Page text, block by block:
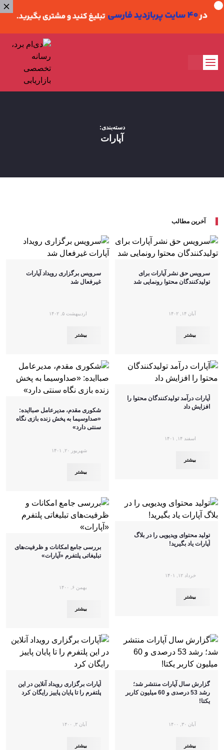
دسته‌بندی:‌
آپارات
آخرین مطالب
سرویس حق نشر آپارات برای
تولیدکنندگان محتوا رونمایی شد
آبان ۱۴, ۱۴۰۲
بیشتر
سرویس برگزاری رویداد آپارات
غیرفعال شد
اردیبهشت ۵, ۱۴۰۲
بیشتر
آپارات درآمد تولیدکنندگان محتوا را
افزایش داد
اسفند ۱۴, ۱۴۰۱
بیشتر
شکوری مقدم، مدیرعامل صباایده:
«صداوسیما به پخش زنده بازی نگاه
سنتی دارد»
شهریور ۲۰, ۱۴۰۱
بیشتر
تولید محتوای ویدیویی را در بلاگ
آپارات یاد بگیرید!
خرداد ۱۲, ۱۴۰۱
بیشتر
بررسی جامع امکانات و ظرفیت‌های
تبلیغاتی پلتفرم «آپارات»
بهمن ۶, ۱۴۰۰
بیشتر
گزارش سال آپارات منتشر شد؛
رشد 53 درصدی و 60 میلیون کاربر
یکتا!
آبان ۳۰, ۱۴۰۰
بیشتر
آپارات برگزاری رویداد آنلاین در این
پلتفرم را تا پایان پاییز رایگان کرد
آبان ۳, ۱۴۰۰
بیشتر